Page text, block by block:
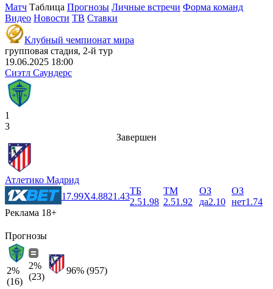
Матч Таблица Прогнозы Личные встречи Форма команд
Видео Новости ТВ Ставки
Клубный чемпионат мира
групповая стадия, 2-й тур
19.06.2025 18:00
Сиэтл Саундерс
1
3
Завершен
Атлетико Мадрид
1 7.99X4.8821.43
ТБ
2.51.98
ТМ
2.51.92
ОЗ
да2.10
ОЗ
нет1.74
Реклама 18+
Прогнозы
2%
(16)
2%
(23)
96% (957)